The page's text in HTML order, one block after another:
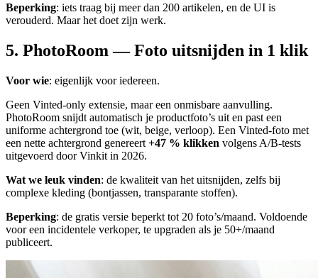
Beperking: iets traag bij meer dan 200 artikelen, en de UI is
verouderd. Maar het doet zijn werk.
5. PhotoRoom — Foto uitsnijden in 1 klik
Voor wie: eigenlijk voor iedereen.
Geen Vinted-only extensie, maar een onmisbare aanvulling.
PhotoRoom snijdt automatisch je productfoto’s uit en past een
uniforme achtergrond toe (wit, beige, verloop). Een Vinted-foto met
een nette achtergrond genereert +47 % klikken volgens A/B-tests
uitgevoerd door Vinkit in 2026.
Wat we leuk vinden: de kwaliteit van het uitsnijden, zelfs bij
complexe kleding (bontjassen, transparante stoffen).
Beperking: de gratis versie beperkt tot 20 foto’s/maand. Voldoende
voor een incidentele verkoper, te upgraden als je 50+/maand
publiceert.